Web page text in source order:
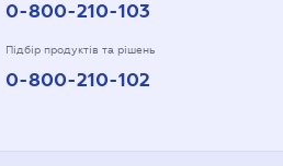
0-800-210-103
Підбір продуктів та рішень
0-800-210-102